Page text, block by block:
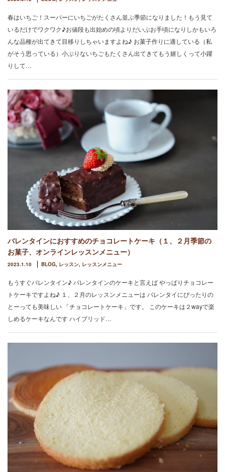
春はいちご！スーパーにいちごがたくさん並ぶ季節になりました！もう見て
いるだけでワクワク♪お値段も出始めの頃よりだいぶお手頃になりしかもいろ
んな品種が出てきて目移りしちゃいますよね♪ お菓子作りに適している（私
がそう思っている）小ぶりないちごもたくさん出てきてもう嬉しくって小躍
りして…
バレンタインにおすすめのチョコレートケーキ（１、２月季節の
お菓子、オンラインレッスンメニュー）
2023.1.10 BLOG, レッスン, レッスンメニュー
もうすぐバレンタイン♪ バレンタインのケーキと言えば やっぱりチョコレー
トケーキですよね♪ １、２月のレッスンメニューは バレンタイにぴったりの
とーっても美味しい 「チョコレートケーキ」です。 このケーキは２wayで楽
しめるケーキなんです ハイブリッド…